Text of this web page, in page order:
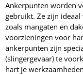
Ankerpunten worden
gebruikt. Ze zijn
zoals mangaten en
voorzieningen voor
ankerpunten zijn
(slingergevaar) te
hart je